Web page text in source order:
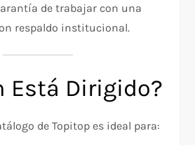
de trabajar con una
respaldo institucional.
Está Dirigido?
de Topitop es ideal para: